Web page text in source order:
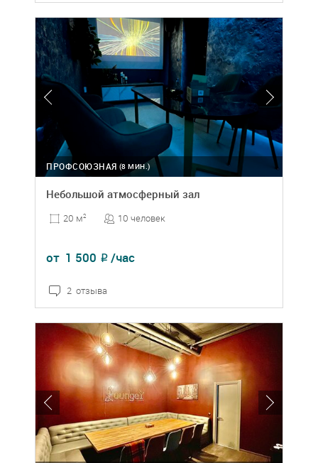
(8 МИН.)
ПРОФСОЮЗНАЯ
Небольшой атмосферный зал
20 м2 10 человек
от 1 500 ₽ /час
2 отзыва